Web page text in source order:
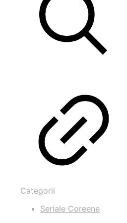
Categorii
Seriale Coreene